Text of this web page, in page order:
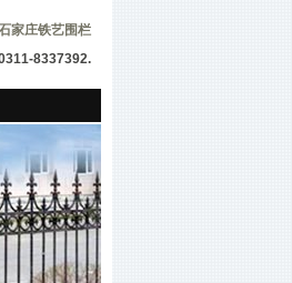
家庄铁艺围栏
8337392.